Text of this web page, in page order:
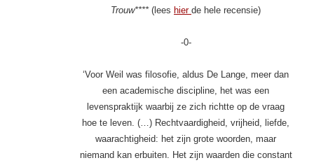
Trouw****(lees hierde hele recensie)
-0-
‘Voor Weil was filosofie, aldus De Lange, meer dan
een academische discipline, het was een
levenspraktijk waarbij ze zich richtte op de vraag
hoe te leven. (…) Rechtvaardigheid, vrijheid, liefde,
waarachtigheid: het zijn grote woorden, maar
niemand kan erbuiten. Het zijn waarden die constant